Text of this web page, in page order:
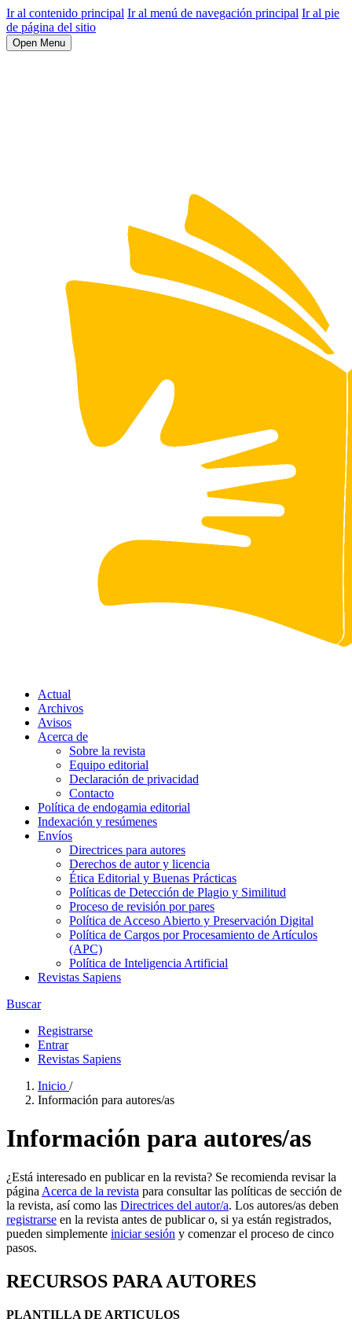
Ir al contenido principal Ir al menú de navegación principal Ir al pie
de página del sitio
Open Menu
Actual
Archivos
Avisos
Acerca de
Sobre la revista
Equipo editorial
Declaración de privacidad
Contacto
Política de endogamia editorial
Indexación y resúmenes
Envíos
Directrices para autores
Derechos de autor y licencia
Ética Editorial y Buenas Prácticas
Políticas de Detección de Plagio y Similitud
Proceso de revisión por pares
Política de Acceso Abierto y Preservación Digital
Política de Cargos por Procesamiento de Artículos
(APC)
Política de Inteligencia Artificial
Revistas Sapiens
Buscar
Registrarse
Entrar
Revistas Sapiens
Inicio /
Información para autores/as
Información para autores/as
¿Está interesado en publicar en la revista? Se recomienda revisar la
página Acerca de la revista para consultar las políticas de sección de
la revista, así como las Directrices del autor/a. Los autores/as deben
registrarse en la revista antes de publicar o, si ya están registrados,
pueden simplemente iniciar sesión y comenzar el proceso de cinco
pasos.
RECURSOS PARA AUTORES
PLANTILLA DE ARTICULOS